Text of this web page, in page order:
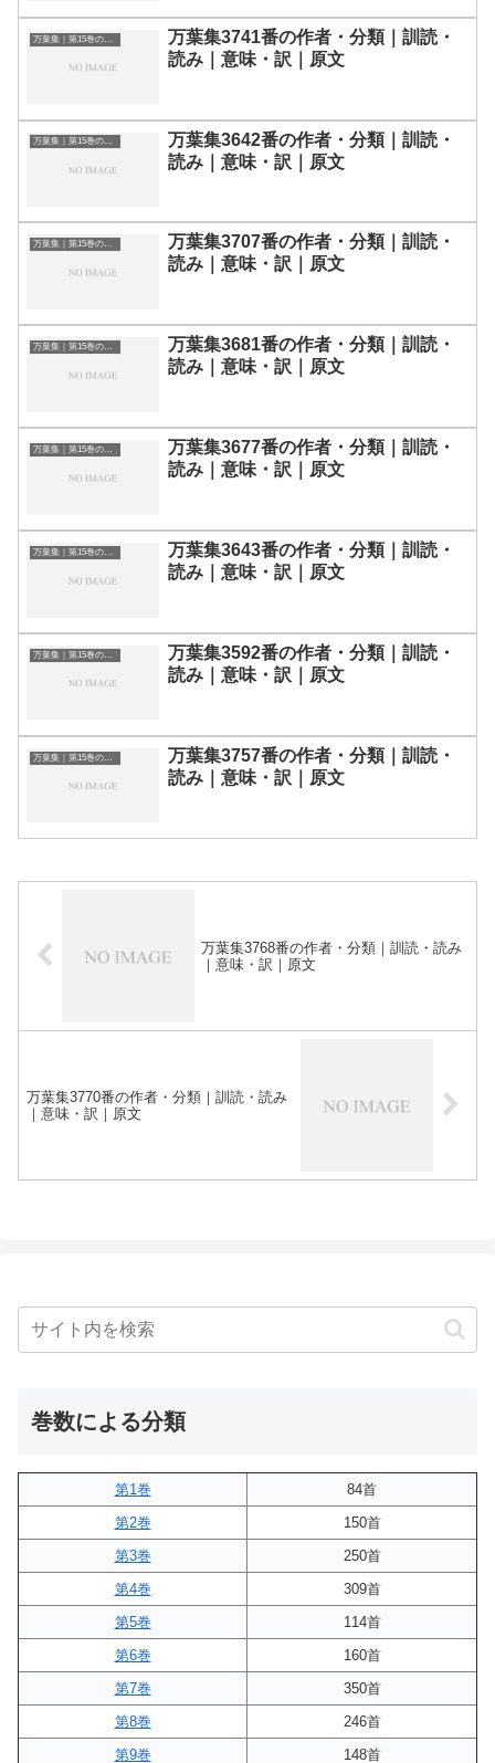
万葉集｜第15巻の和歌一覧
万葉集3741番の作者・分類｜訓読・
読み｜意味・訳｜原文
万葉集｜第15巻の和歌一覧
万葉集3642番の作者・分類｜訓読・
読み｜意味・訳｜原文
万葉集｜第15巻の和歌一覧
万葉集3707番の作者・分類｜訓読・
読み｜意味・訳｜原文
万葉集｜第15巻の和歌一覧
万葉集3681番の作者・分類｜訓読・
読み｜意味・訳｜原文
万葉集｜第15巻の和歌一覧
万葉集3677番の作者・分類｜訓読・
読み｜意味・訳｜原文
万葉集｜第15巻の和歌一覧
万葉集3643番の作者・分類｜訓読・
読み｜意味・訳｜原文
万葉集｜第15巻の和歌一覧
万葉集3592番の作者・分類｜訓読・
読み｜意味・訳｜原文
万葉集｜第15巻の和歌一覧
万葉集3757番の作者・分類｜訓読・
読み｜意味・訳｜原文
万葉集3768番の作者・分類｜訓読・読み
｜意味・訳｜原文
万葉集3770番の作者・分類｜訓読・読み
｜意味・訳｜原文
巻数による分類
第1巻
84首
第2巻
150首
第3巻
250首
第4巻
309首
第5巻
114首
第6巻
160首
第7巻
350首
第8巻
246首
第9巻
148首